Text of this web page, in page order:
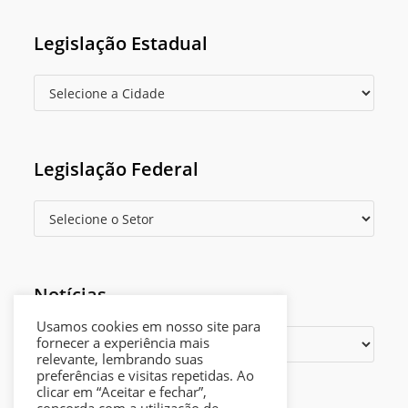
Legislação Estadual
Legislação Federal
Notícias
Política de privacidadeOpens
Usamos cookies em nosso site para
fornecer a experiência mais
relevante, lembrando suas
preferências e visitas repetidas. Ao
clicar em “Aceitar e fechar”,